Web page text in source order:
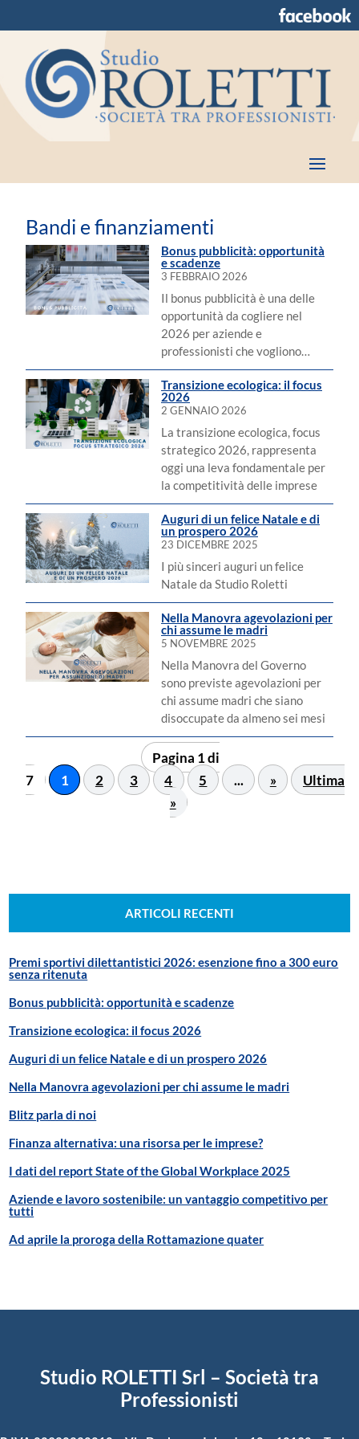
Bandi e finanziamenti
Bonus pubblicità: opportunità
e scadenze
3 FEBBRAIO 2026
Il bonus pubblicità è una delle
opportunità da cogliere nel
2026 per aziende e
professionisti che vogliono
ampliare la propria visibilità
Transizione ecologica: il focus
2026
2 GENNAIO 2026
La transizione ecologica, focus
strategico 2026, rappresenta
oggi una leva fondamentale per
la competitività delle imprese
Auguri di un felice Natale e di
un prospero 2026
23 DICEMBRE 2025
I più sinceri auguri un felice
Natale da Studio Roletti
Nella Manovra agevolazioni per
chi assume le madri
5 NOVEMBRE 2025
Nella Manovra del Governo
sono previste agevolazioni per
chi assume madri che siano
disoccupate da almeno sei mesi
Pagina 1 di
7
1 2 3 4 5 ... »
Ultima
»
ARTICOLI RECENTI
Premi sportivi dilettantistici 2026: esenzione fino a 300 euro
senza ritenuta
Bonus pubblicità: opportunità e scadenze
Transizione ecologica: il focus 2026
Auguri di un felice Natale e di un prospero 2026
Nella Manovra agevolazioni per chi assume le madri
Blitz parla di noi
Finanza alternativa: una risorsa per le imprese?
I dati del report State of the Global Workplace 2025
Aziende e lavoro sostenibile: un vantaggio competitivo per
tutti
Ad aprile la proroga della Rottamazione quater
Studio ROLETTI Srl – Società tra
Professionisti